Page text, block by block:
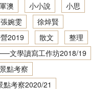
澳 小小說
小思
張婉雯
徐焯賢
2019
散文
整理
文學讀寫工作坊2018/19
點考察
點考察2020/21